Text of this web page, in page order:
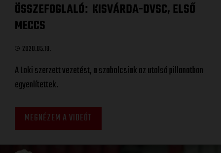
ÖSSZEFOGLALÓ: KISVÁRDA-DVSC, ELSŐ
MECCS
2020.05.18.
A Loki szerzett vezetést, a szabolcsiak az utolsó pillanatban
egyenlítettek.
MEGNÉZEM A VIDEÓT